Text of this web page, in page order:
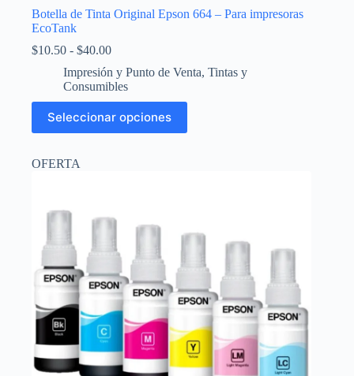
Botella de Tinta Original Epson 664 – Para impresoras
EcoTank
$10.50 - $40.00Rango
precios:
desde
$10.50
hasta
$40.00
Impresión y Punto de Venta, Tintas y
Consumibles
Seleccionar opciones
Este
producto
tiene
variantes.
pueden
en
página
producto
OFERTA